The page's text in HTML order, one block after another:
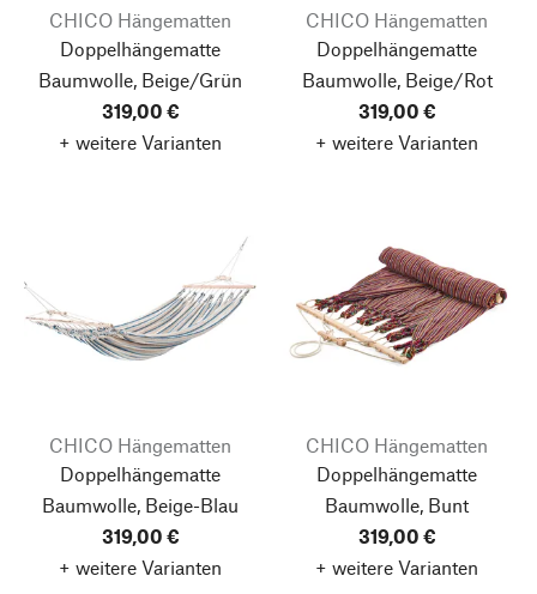
CHICO Hängematten
Doppelhängematte
Baumwolle, Beige/Grün
319,00 €
+ weitere Varianten
CHICO Hängematten
Doppelhängematte
Baumwolle, Beige/Rot
319,00 €
+ weitere Varianten
CHICO Hängematten
Doppelhängematte
Baumwolle, Beige-Blau
319,00 €
+ weitere Varianten
CHICO Hängematten
Doppelhängematte
Baumwolle, Bunt
319,00 €
+ weitere Varianten